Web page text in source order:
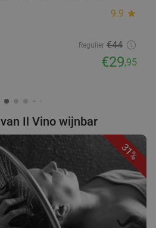
9.9 star
Regulier €44
€29,95
Il Vino wijnbar
31%